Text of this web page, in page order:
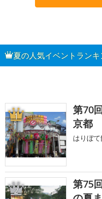
夏の人気イベントランキ
1
第70
京都
はりぼ
2
第75